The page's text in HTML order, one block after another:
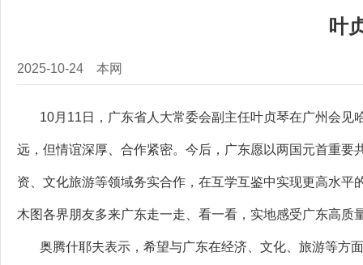
叶
2025-10-24 本网
10月11日，广东省人大常委会副主任叶贞琴在广州会见
远，但情谊深厚、合作紧密。今后，广东愿以两国元首重
资、文化旅游等领域务实合作，在互学互鉴中实现更高水
木图各界朋友多来广东走一走、看一看，实地感受广东高
奥腾什耶夫表示，希望与广东在经济、文化、旅游等方